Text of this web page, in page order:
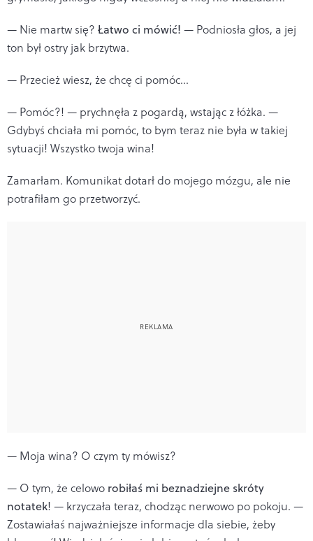
— Nie martw się? Łatwo ci mówić! — Podniosła głos, a jej
ton był ostry jak brzytwa.
— Przecież wiesz, że chcę ci pomóc...
— Pomóc?! — prychnęła z pogardą, wstając z łóżka. —
Gdybyś chciała mi pomóc, to bym teraz nie była w takiej
sytuacji! Wszystko twoja wina!
Zamarłam. Komunikat dotarł do mojego mózgu, ale nie
potrafiłam go przetworzyć.
— Moja wina? O czym ty mówisz?
— O tym, że celowo robiłaś mi beznadziejne skróty
notatek! — krzyczała teraz, chodząc nerwowo po pokoju. —
Zostawiałaś najważniejsze informacje dla siebie, żeby